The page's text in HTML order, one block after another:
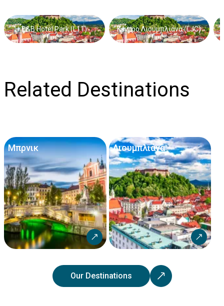
Μετά την ολοκλήρωση της διαδικασίας, θα λάβετε την
επιβεβαίωση της κράτησής σας μέσω email.
B&B Hotel Park (L11) Κέντρο Λιουμπλιάνα (LJC)
Related Destinations
Μπρνικ Λιουμπλιάνα
Our Destinations